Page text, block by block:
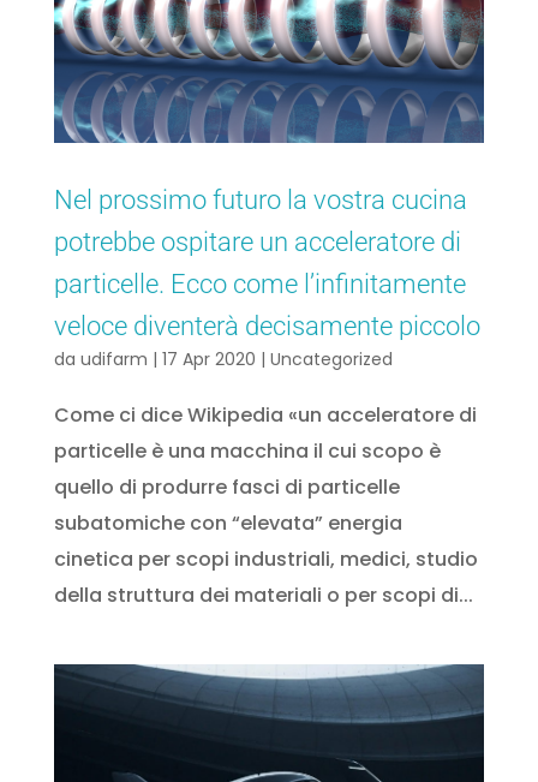
Nel prossimo futuro la vostra cucina
potrebbe ospitare un acceleratore di
particelle. Ecco come l’infinitamente
veloce diventerà decisamente piccolo
da udifarm | 17 Apr 2020 | Uncategorized
Come ci dice Wikipedia «un acceleratore di
particelle è una macchina il cui scopo è
quello di produrre fasci di particelle
subatomiche con “elevata” energia
cinetica per scopi industriali, medici, studio
della struttura dei materiali o per scopi di...